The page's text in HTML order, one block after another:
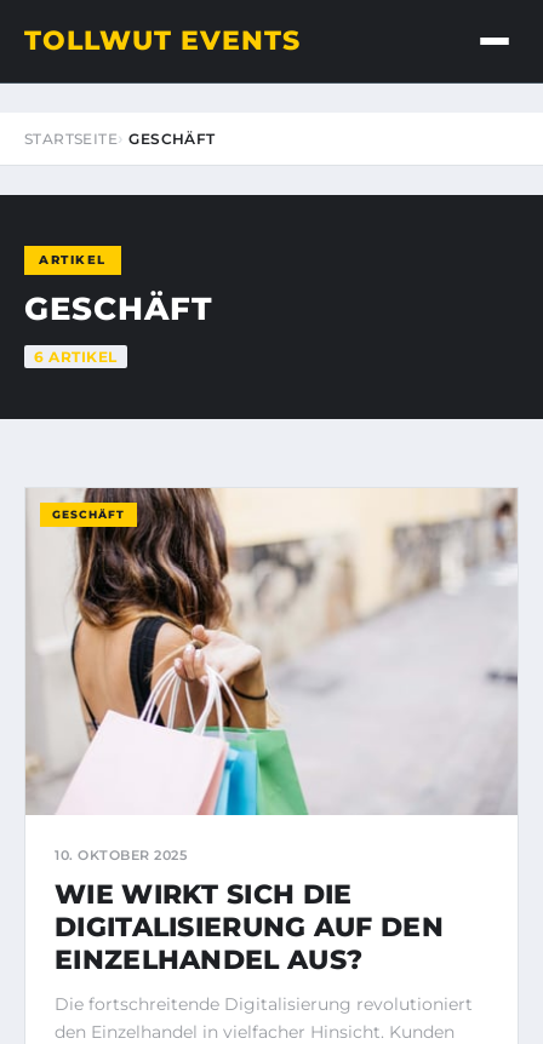
TOLLWUT EVENTS
STARTSEITE GESCHÄFT
ARTIKEL
GESCHÄFT
6 ARTIKEL
GESCHÄFT
10. OKTOBER 2025
WIE WIRKT SICH DIE
DIGITALISIERUNG AUF DEN
EINZELHANDEL AUS?
Die fortschreitende Digitalisierung revolutioniert
den Einzelhandel in vielfacher Hinsicht. Kunden